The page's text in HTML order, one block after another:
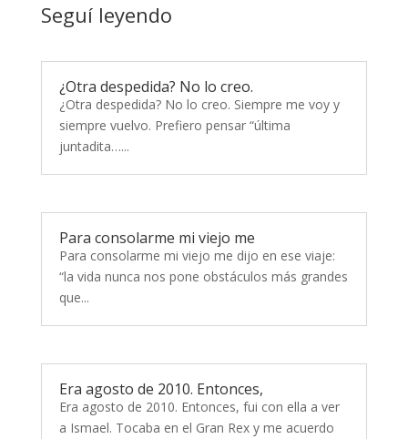
Seguí leyendo
¿Otra despedida? No lo creo.
¿Otra despedida? No lo creo. Siempre me voy y
siempre vuelvo. Prefiero pensar “última
juntadita…...
Para consolarme mi viejo me
Para consolarme mi viejo me dijo en ese viaje:
“la vida nunca nos pone obstáculos más grandes
que...
Era agosto de 2010. Entonces,
Era agosto de 2010. Entonces, fui con ella a ver
a Ismael. Tocaba en el Gran Rex y me acuerdo